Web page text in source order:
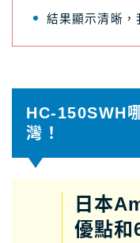
結果顯示清晰，
HC-150SWH
灣！
日本
優點和